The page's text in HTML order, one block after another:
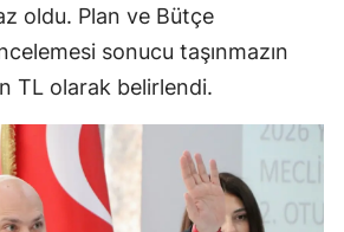
oldu. Plan ve Bütçe
sonucu taşınmazın
TL olarak belirlendi.